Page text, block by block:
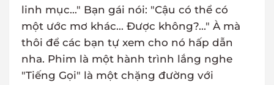
linh mục..." Bạn gái nói: "Cậu có thể có
một ước mơ khác... Được không?..." À mà
thôi để các bạn tự xem cho nó hấp dẫn
nha. Phim là một hành trình lắng nghe
"Tiếng Gọi" là một chặng đường với